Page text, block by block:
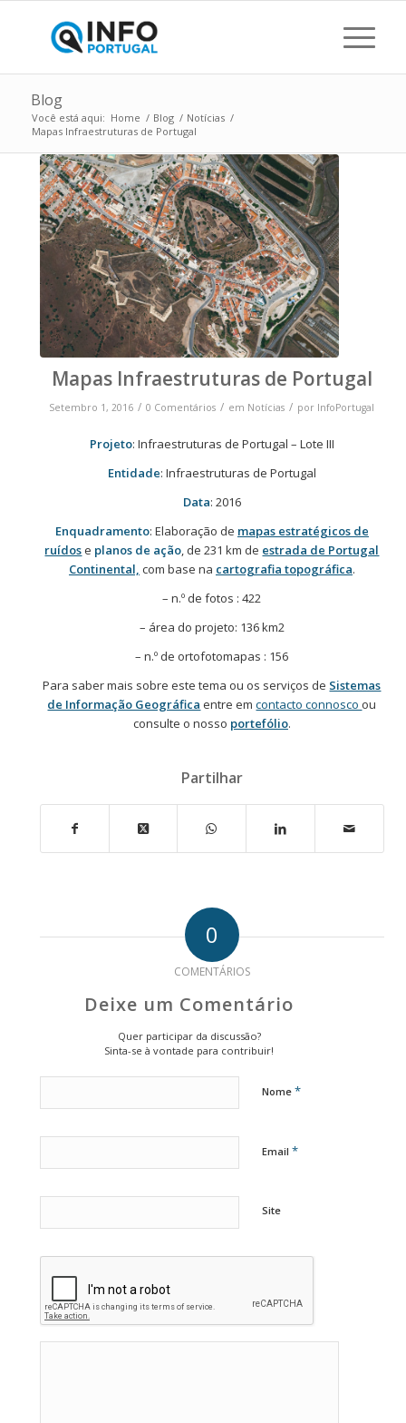
Blog
Você está aqui: Home / Blog / Notícias /
Mapas Infraestruturas de Portugal
Mapas Infraestruturas de Portugal
Setembro 1, 2016 / 0 Comentários / em Notícias / por InfoPortugal
Projeto: Infraestruturas de Portugal – Lote III
Entidade: Infraestruturas de Portugal
Data: 2016
Enquadramento: Elaboração de mapas estratégicos de
ruídose planos de ação, de 231 km de estrada de Portugal
Continental, com base na cartografia topográfica.
– n.º de fotos : 422
– área do projeto: 136 km2
– n.º de ortofotomapas : 156
Para saber mais sobre este tema ou os serviços de Sistemas
de Informação Geográfica entre emcontacto connosco ou
consulte o nosso portefólio.
Partilhar
0
COMENTÁRIOS
Deixe um Comentário
Quer participar da discussão?
Sinta-se à vontade para contribuir!
Nome *
Email *
Site